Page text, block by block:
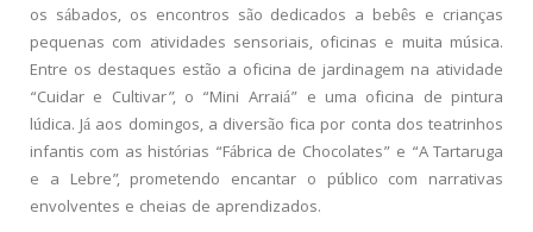
os sábados, os encontros são dedicados a bebês e crianças
pequenas com atividades sensoriais, oficinas e muita música.
Entre os destaques estão a oficina de jardinagem na atividade
“Cuidar e Cultivar”, o “Mini Arraiá” e uma oficina de pintura
lúdica. Já aos domingos, a diversão fica por conta dos teatrinhos
infantis com as histórias “Fábrica de Chocolates” e “A Tartaruga
e a Lebre”, prometendo encantar o público com narrativas
envolventes e cheias de aprendizados.